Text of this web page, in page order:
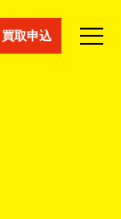
買取申込
通販サイト